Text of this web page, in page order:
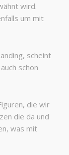
wird.
um mit
scheint
schon
die wir
die da und
was mit